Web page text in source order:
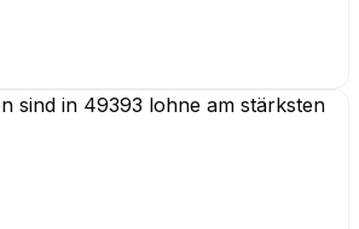
sind in 49393 lohne am stärksten